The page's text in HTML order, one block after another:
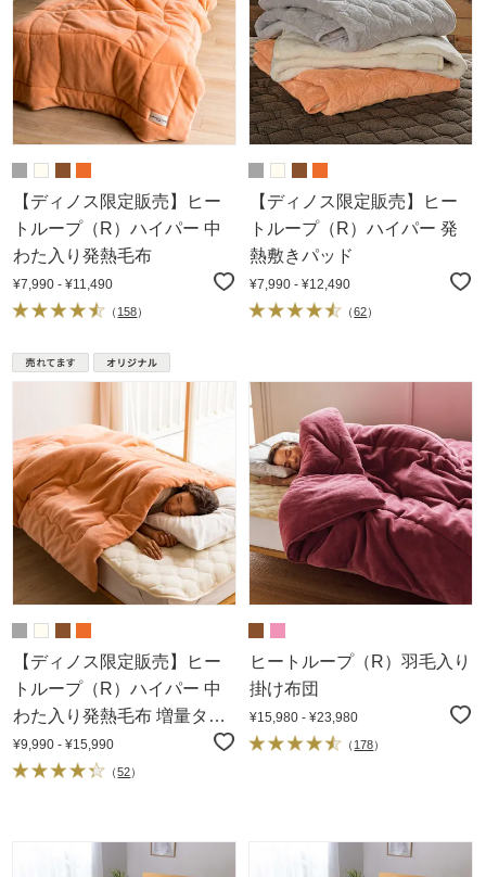
【ディノス限定販売】ヒー
トループ（R）ハイパー 中
わた入り発熱毛布
¥7,990 - ¥11,490
（ 158）
【ディノス限定販売】ヒー
トループ（R）ハイパー 発
熱敷きパッド
¥7,990 - ¥12,490
（62）
【ディノス限定販売】ヒー
トループ（R）ハイパー 中
わた入り発熱毛布 増量タイ
プ
¥9,990 - ¥15,990
（52）
ヒートループ（R）羽毛入り
掛け布団
¥15,980 - ¥23,980
（ 178）